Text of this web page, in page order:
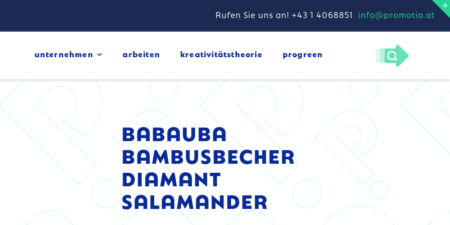
Rufen Sie uns an! +43 1 4068851 info@promotia.at
unternehmen arbeiten kreativitätstheorie progreen
BABAUBA
BAMBUSBECHER
DIAMANT
SALAMANDER